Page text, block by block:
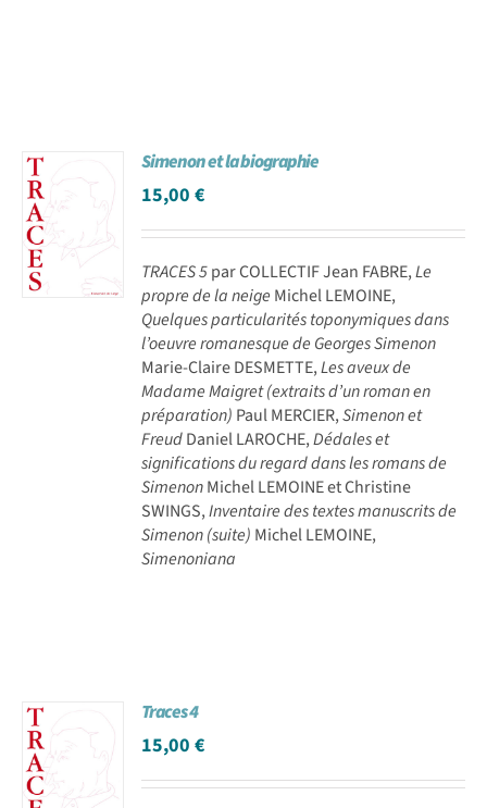
Simenon et la biographie
15,00€
TRACES 5par COLLECTIF Jean FABRE,Le
propre de la neige Michel LEMOINE,
Quelques particularités toponymiques dans
l’oeuvre romanesque de Georges Simenon
Marie-Claire DESMETTE,Les aveux de
Madame Maigret (extraits d’un roman en
préparation) Paul MERCIER,Simenon et
FreudDaniel LAROCHE,Dédales et
significations du regard dans les romans de
SimenonMichel LEMOINE et Christine
SWINGS,Inventaire des textes manuscrits de
Simenon (suite) Michel LEMOINE,
Simenoniana
Traces 4
15,00€